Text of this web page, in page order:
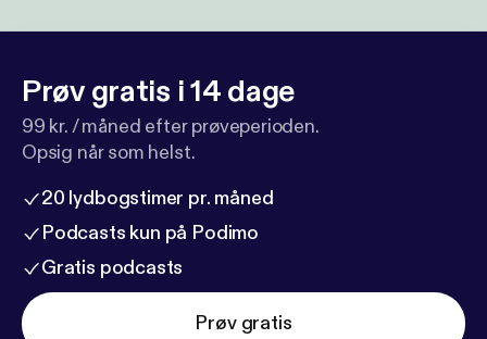
Prøv gratis i 14 dage
99 kr. / måned efter prøveperioden.
Opsig når som helst.
20 lydbogstimer pr. måned
Podcasts kun på Podimo
Gratis podcasts
Prøv gratis